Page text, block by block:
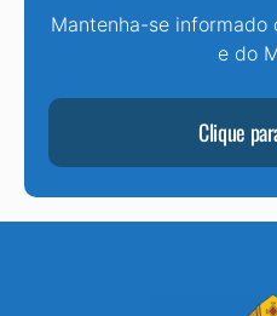
Mantenha-se informado
e do
Clique